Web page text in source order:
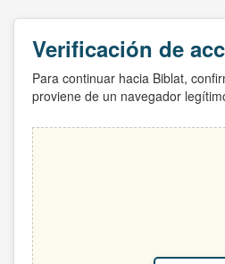
Verificación de
Para continuar hacia Biblat,
proviene de un navegador